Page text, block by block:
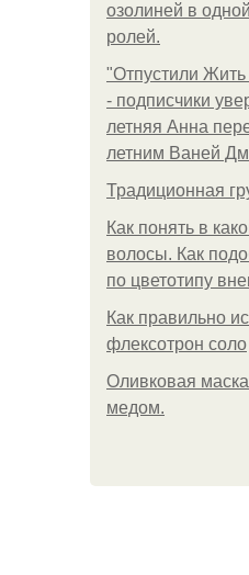
озолиней в
ролей.
"Отпустили
- подписчики
летняя Анна
летним Ваней
Традиционная
Как понять в
волосы. Как
по цветотипу
Как правильно
флексотрон соло
Оливковая
медом.